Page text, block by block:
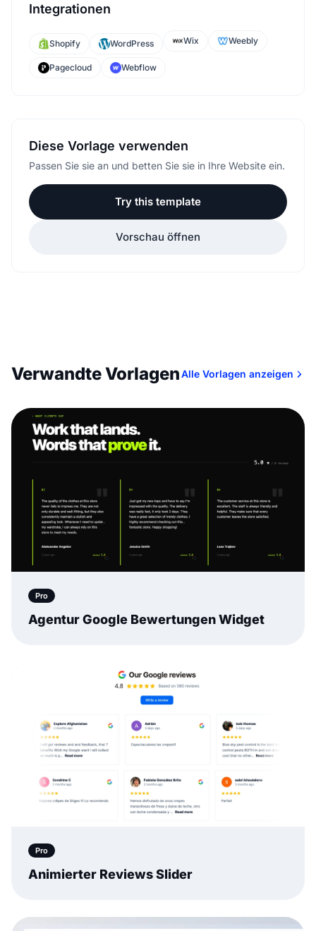
Integrationen
Shopify WordPress Wix Weebly
Pagecloud Webflow
Diese Vorlage verwenden
Passen Sie sie an und betten Sie sie in Ihre Website ein.
Try this template
Vorschau öffnen
Verwandte VorlagenAlle Vorlagen anzeigen
Pro
Agentur Google Bewertungen Widget
Pro
Animierter Reviews Slider